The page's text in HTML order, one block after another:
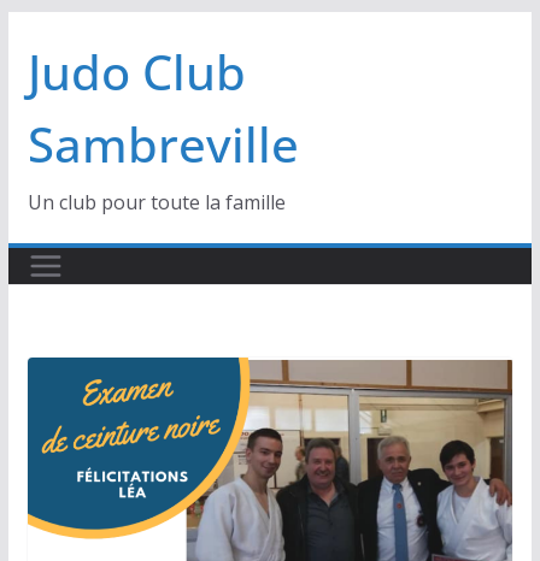
contenu
Judo Club
Sambreville
Un club pour toute la famille